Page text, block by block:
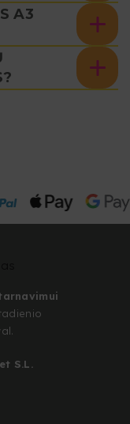
A3
S.L.